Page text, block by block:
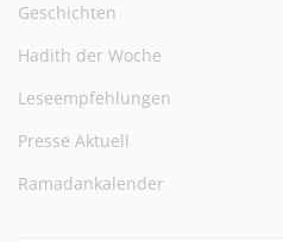
Geschichten
Hadith der Woche
Leseempfehlungen
Presse Aktuell
Ramadankalender